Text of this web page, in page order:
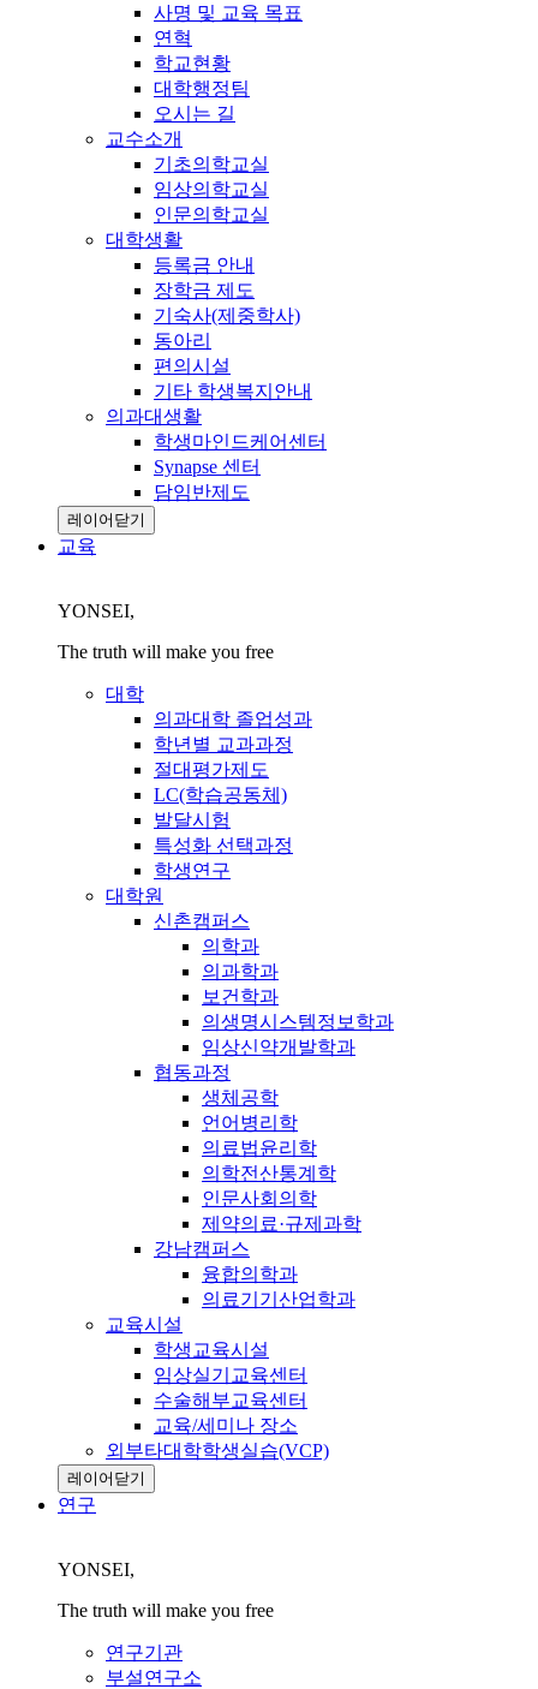
사명 및 교육 목표
연혁
학교현황
대학행정팀
오시는 길
교수소개
기초의학교실
임상의학교실
인문의학교실
대학생활
등록금 안내
장학금 제도
기숙사(제중학사)
동아리
편의시설
기타 학생복지안내
의과대생활
학생마인드케어센터
Synapse 센터
담임반제도
레이어닫기
교육
YONSEI,
The truth will make you free
대학
의과대학 졸업성과
학년별 교과과정
절대평가제도
LC(학습공동체)
발달시험
특성화 선택과정
학생연구
대학원
신촌캠퍼스
의학과
의과학과
보건학과
의생명시스템정보학과
임상신약개발학과
협동과정
생체공학
언어병리학
의료법윤리학
의학전산통계학
인문사회의학
제약의료·규제과학
강남캠퍼스
융합의학과
의료기기산업학과
교육시설
학생교육시설
임상실기교육센터
수술해부교육센터
교육/세미나 장소
외부타대학학생실습(VCP)
레이어닫기
연구
YONSEI,
The truth will make you free
연구기관
부설연구소